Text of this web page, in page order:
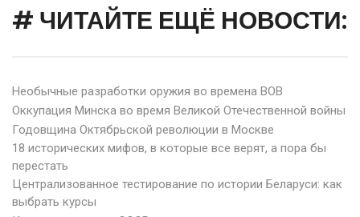
# ЧИТАЙТЕ ЕЩЁ НОВОСТИ:
Необычные разработки оружия во времена ВОВ
Оккупация Минска во время Великой Отечественной войны
Годовщина Октябрьской революции в Москве
18 исторических мифов, в которые все верят, а пора бы
перестать
Централизованное тестирование по истории Беларуси: как
выбрать курсы